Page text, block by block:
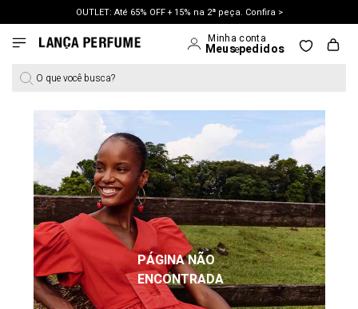
OUTLET: Até 65% OFF + 15% na 2ª peça. Confira >
LANÇAMENTO PRIMAVERA 27. Clique e aproveite.
O que você busca?
PÁGINA NÃO
ENCONTRADA